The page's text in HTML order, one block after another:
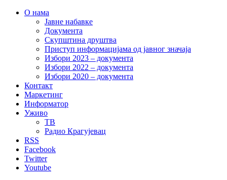
О нама
Јавне набавке
Документа
Скупштина друштва
Приступ информацијама од јавног значаја
Избори 2023 – документа
Избори 2022 – документа
Избори 2020 – документа
Контакт
Маркетинг
Информатор
Уживо
ТВ
Радио Крагујевац
RSS
Facebook
Twitter
Youtube